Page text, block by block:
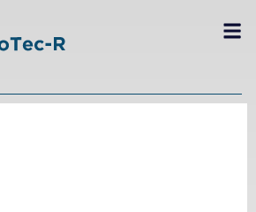
CRISPR e como